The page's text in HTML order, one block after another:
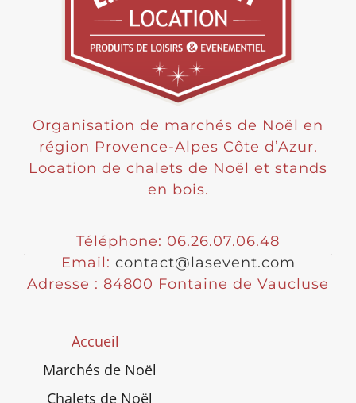
Organisation de marchés de Noël en
région Provence-Alpes Côte d’Azur.
Location de chalets de Noël et stands
en bois.
Téléphone: 06.26.07.06.48
Email: contact@lasevent.com
Adresse : 84800 Fontaine de Vaucluse
Accueil
Marchés de Noël
Chalets de Noël